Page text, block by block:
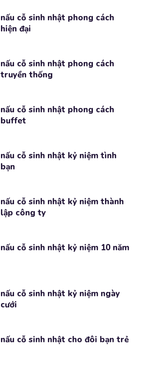
nấu cỗ sinh nhật phong cách
hiện đại
nấu cỗ sinh nhật phong cách
truyền thống
nấu cỗ sinh nhật phong cách
buffet
nấu cỗ sinh nhật kỷ niệm tình
bạn
nấu cỗ sinh nhật kỷ niệm thành
lập công ty
nấu cỗ sinh nhật kỷ niệm 10 năm
nấu cỗ sinh nhật kỷ niệm ngày
cưới
nấu cỗ sinh nhật cho đôi bạn trẻ